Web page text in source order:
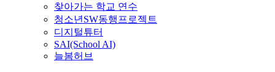
찾아가는 학교 연수
청소년SW동행프로젝트
디지털튜터
SAI(School AI)
늘봄허브